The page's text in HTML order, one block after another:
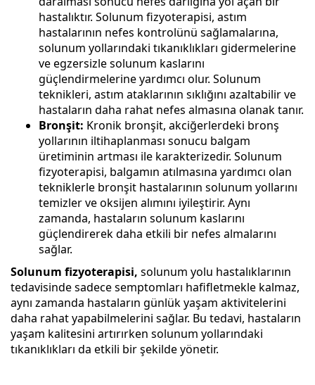
hastalıktır. Solunum fizyoterapisi, astım
hastalarının nefes kontrolünü sağlamalarına,
solunum yollarındaki tıkanıklıkları gidermelerine
ve egzersizle solunum kaslarını
güçlendirmelerine yardımcı olur. Solunum
teknikleri, astım ataklarının sıklığını azaltabilir ve
hastaların daha rahat nefes almasına olanak tanır.
Bronşit: Kronik bronşit, akciğerlerdeki bronş
yollarının iltihaplanması sonucu balgam
üretiminin artması ile karakterizedir. Solunum
fizyoterapisi, balgamın atılmasına yardımcı olan
tekniklerle bronşit hastalarının solunum yollarını
temizler ve oksijen alımını iyileştirir. Aynı
zamanda, hastaların solunum kaslarını
güçlendirerek daha etkili bir nefes almalarını
sağlar.
Solunum fizyoterapisi, solunum yolu hastalıklarının
tedavisinde sadece semptomları hafifletmekle kalmaz,
aynı zamanda hastaların günlük yaşam aktivitelerini
daha rahat yapabilmelerini sağlar. Bu tedavi, hastaların
yaşam kalitesini artırırken solunum yollarındaki
tıkanıklıkları da etkili bir şekilde yönetir.